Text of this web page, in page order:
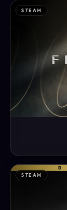
STEAM
STEAM